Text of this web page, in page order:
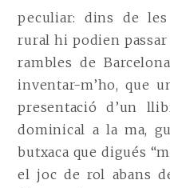
peculiar: dins de
rural hi podien passar
rambles de
inventar-m’ho, que
presentació d’un
dominical a la ma,
butxaca que digués
el joc de rol abans